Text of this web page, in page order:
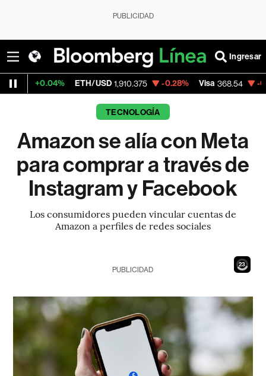
PUBLICIDAD
Ingresar
ETH/USD 1,910.375 -0.28% Visa 368.54 -0.28%
TECNOLOGÍA
Amazon se alía con Meta
para comprar a través de
Instagram y Facebook
Los consumidores pueden vincular cuentas de
Amazon a perfiles de redes sociales
21
PUBLICIDAD